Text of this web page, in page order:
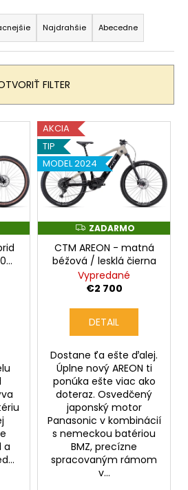
Najdrahšie Abecedne
FILTER
a
AKCIA
TIP
MODEL 2024
Z
A
D
A
R
M
O
ZADARMO
CTM AREON - matná
béžová / lesklá čierna
Vypredané
€2 700
DETAIL
Dostane ťa ešte ďalej.
Úplne nový AREON ti
ponúka ešte viac ako
doteraz. Osvedčený
japonský motor
Panasonic v kombinácií
s nemeckou batériou
BMZ, precízne
spracovaným rámom
v...